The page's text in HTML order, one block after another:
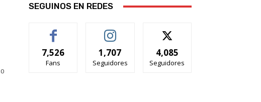
0
SEGUINOS EN REDES
7,526
Fans
1,707
Seguidores
4,085
Seguidores